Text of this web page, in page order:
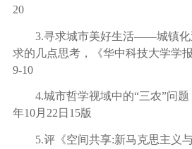
20
3.寻求城市美好生活——城镇
求的几点思考，《华中科技大学学报
9-10
4.城市哲学视域中的“三农”问题
年10月 22 日 15版
5.评《空间共享:新马克思主义